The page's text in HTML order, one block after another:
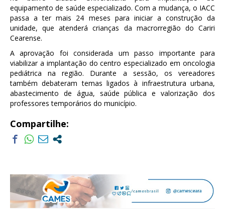
equipamento de saúde especializado. Com a mudança, o IACC
passa a ter mais 24 meses para iniciar a construção da
unidade, que atenderá crianças da macrorregião do Cariri
Cearense.
A aprovação foi considerada um passo importante para
viabilizar a implantação do centro especializado em oncologia
pediátrica na região. Durante a sessão, os vereadores
também debateram temas ligados à infraestrutura urbana,
abastecimento de água, saúde pública e valorização dos
professores temporários do município.
Compartilhe: